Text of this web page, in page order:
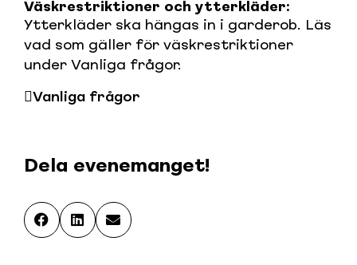
Väskrestriktioner och ytterkläder:
Ytterkläder ska hängas in i garderob. Läs
vad som gäller för väskrestriktioner
under Vanliga frågor.
Vanliga frågor
Dela evenemanget!